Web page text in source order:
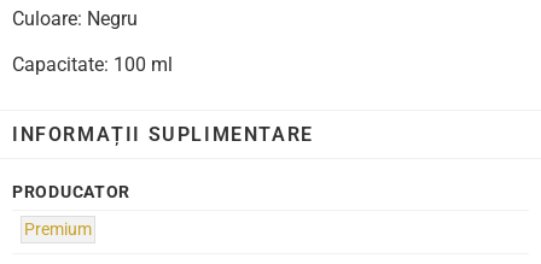
Culoare: Negru
Capacitate: 100 ml
INFORMAȚII SUPLIMENTARE
PRODUCATOR
Premium